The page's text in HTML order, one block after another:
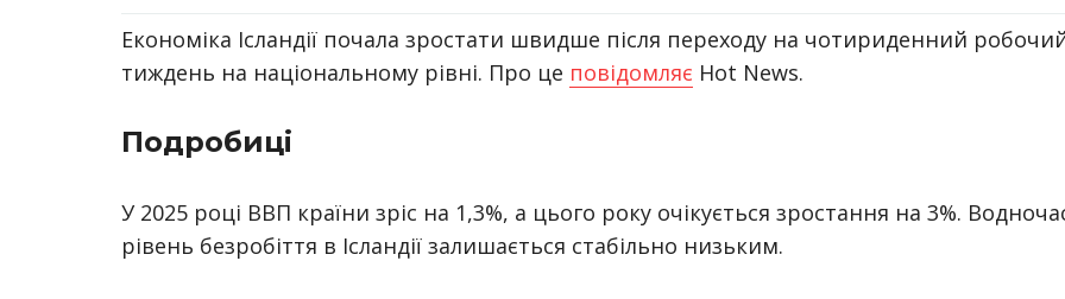
Економіка Ісландії почала зростати швидше після переходу на чотириденний
тиждень на національному рівні. Про це повідомляє Hot News.
Подробиці
У 2025 році ВВП країни зріс на 1,3%, а цього року очікується зростання на 3%.
рівень безробіття в Ісландії залишається стабільно низьким.